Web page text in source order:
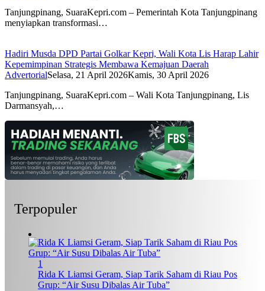
Tanjungpinang, SuaraKepri.com – Pemerintah Kota Tanjungpinang
menyiapkan transformasi…
Hadiri Musda DPD Partai Golkar Kepri, Wali Kota Lis Harap Lahir
Kepemimpinan Strategis Membawa Kemajuan Daerah
AdvertorialSelasa, 21 April 2026Kamis, 30 April 2026
Tanjungpinang, SuaraKepri.com – Wali Kota Tanjungpinang, Lis
Darmansyah,…
Terpopuler
1
Rida K Liamsi Geram, Siap Tarik Saham di Riau Pos
Grup: “Air Susu Dibalas Air Tuba”